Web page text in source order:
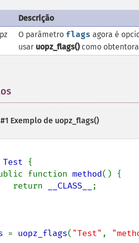
Descrição
O parâmetro flags agora é
usar uopz_flags()como
Exemplo de uopz_flags()
Test {
public function
method() {
        return
__CLASS__
;
= uopz_flags( "Test" ,